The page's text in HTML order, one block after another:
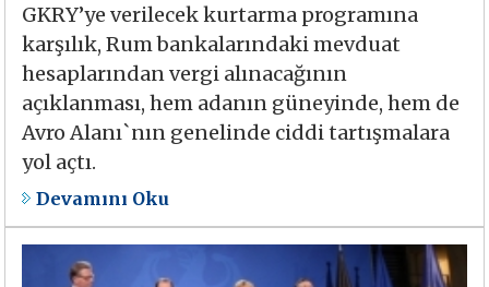
GKRY’ye verilecek kurtarma programına
karşılık, Rum bankalarındaki mevduat
hesaplarından vergi alınacağının
açıklanması, hem adanın güneyinde, hem de
Avro Alanı`nın genelinde ciddi tartışmalara
yol açtı.
Devamını Oku